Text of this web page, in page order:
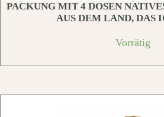
PACKUNG MIT 4 DOSEN
AUS DEM LAND, DAS
Vorrätig